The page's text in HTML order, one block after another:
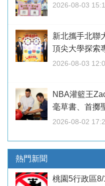
2026-08-03
新北攜手北
頂尖大學探索
2026-08-03
NBA灌籃王
毫草書、首擲
2026-08-02
熱門新聞
桃園5行政區